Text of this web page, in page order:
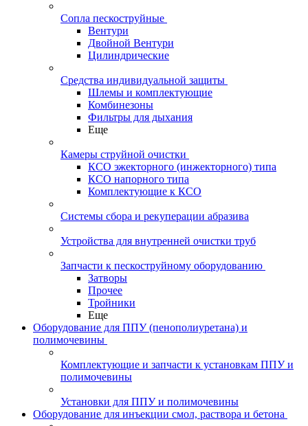
Сопла пескоструйные
Вентури
Двойной Вентури
Цилиндрические
Средства индивидуальной защиты
Шлемы и комплектующие
Комбинезоны
Фильтры для дыхания
Еще
Камеры струйной очистки
КСО эжекторного (инжекторного) типа
КСО напорного типа
Комплектующие к КСО
Системы сбора и рекуперации абразива
Устройства для внутренней очистки труб
Запчасти к пескоструйному оборудованию
Затворы
Прочее
Тройники
Еще
Оборудование для ППУ (пенополиуретана) и
полимочевины
Комплектующие и запчасти к установкам ППУ и
полимочевины
Установки для ППУ и полимочевины
Оборудование для инъекции смол, раствора и бетона